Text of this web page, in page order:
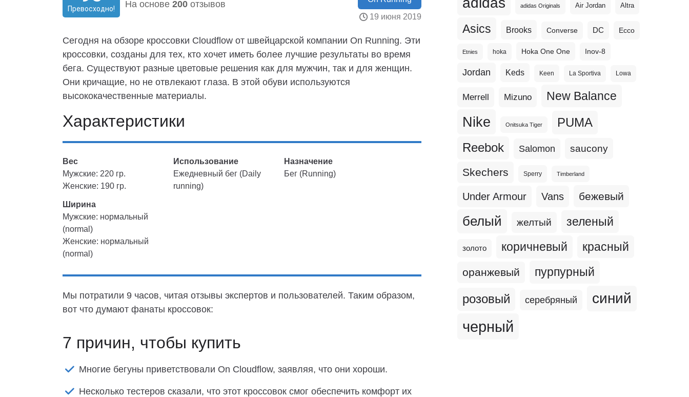
Превосходно! На основе 200 отзывов
19 июня 2019
Сегодня на обзоре кроссовки Cloudflow от швейцарской компании On Running. Эти
кроссовки, созданы для тех, кто хочет иметь более лучшие результаты во время
бега. Существуют разные цветовые решения как для мужчин, так и для женщин.
Они кричащие, но не отвлекают глаза. В этой обуви используются
высококачественные материалы.
Характеристики
Вес
Мужские: 220 гр.
Женские: 190 гр.
Использование
Ежедневный бег (Daily
running)
Назначение
Бег (Running)
Ширина
Мужские: нормальный
(normal)
Женские: нормальный
(normal)
Мы потратили 9 часов, читая отзывы экспертов и пользователей. Таким образом,
вот что думают фанаты кроссовок:
7 причин, чтобы купить
Многие бегуны приветствовали On Cloudflow, заявляя, что они хороши.
Несколько тестеров сказали, что этот кроссовок смог обеспечить комфорт их
adidas Originals Air Jordan Altra
Asics Brooks Converse DC Ecco
Etnies hoka Hoka One One Inov-8
Jordan Keds Keen La Sportiva Lowa
Merrell Mizuno New Balance
Nike Onitsuka Tiger PUMA
Reebok Salomon saucony
Skechers Sperry Timberland
Under Armour Vans бежевый
белый желтый зеленый
золото коричневый красный
оранжевый пурпурный
розовый серебряный синий
черный